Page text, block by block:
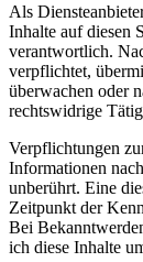
Als
Inhalte auf diesen
verantwortlich.
verpflichtet,
überwachen oder
rechtswidrige
Verpflichtungen
Informationen
unberührt. Eine
Zeitpunkt der
Bei
ich diese Inhalte